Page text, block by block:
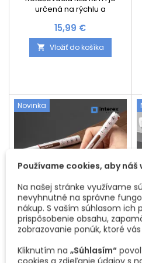
určená na rýchlu a
drobných poškodení nábytku
a drevených povrchov.
Účinne zakrýva škrabance,
dreve, fóliách či dyhe. Vďaka
aktivačnému hrotu je
aplikácia veľmi jednoduchá
a presná. Farba rýchlo schne,
po vytvrdnutí je odolná voči
vode, oderu aj...
Cena
15,99 €
 Vložiť do košíka
Novinka
RETUŠOVACIA FIXA NA
NÁBYTOK RETA 12ML /
určená na rýchlu a
Používame cookies, aby
Na našej stránke využívame
nevyhnutné na správne
nákup. S vaším súhlasom ich
prispôsobenie obsahu,
zobrazovanie ponúk, ktoré
Kliknutím na „Súhlasím“